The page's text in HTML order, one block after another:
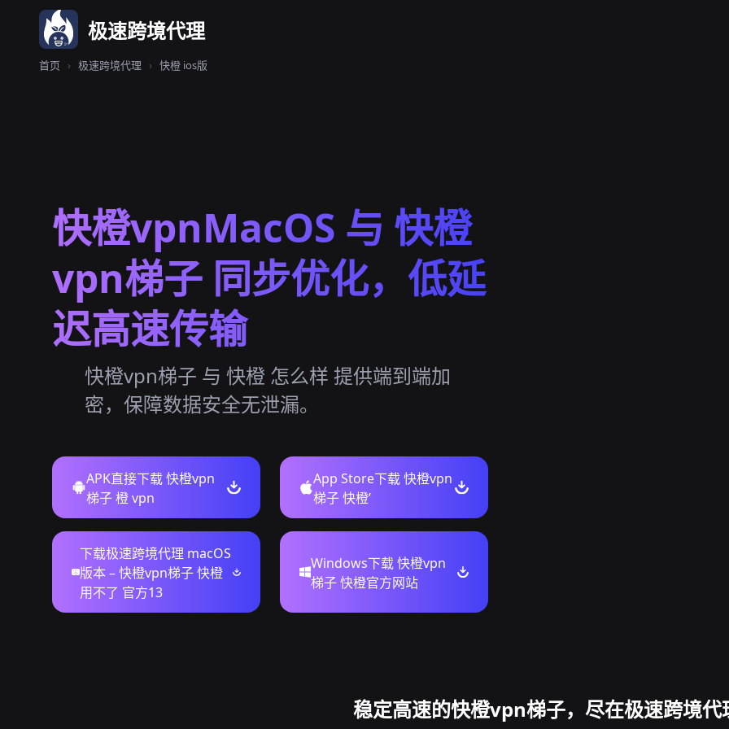
极速跨境代理
首页 › 极速跨境代理 › 快橙 ios版
快橙vpnMacOS 与 快橙
vpn梯子 同步优化，低延
迟高速传输
快橙vpn梯子 与 快橙 怎么样 提供端到端加
密，保障数据安全无泄漏。
APK直接下载 快橙vpn
梯子 橙 vpn
App Store下载 快橙vpn
梯子 快橙’
下载极速跨境代理 macOS
版本 – 快橙vpn梯子 快橙
用不了 官方13
Windows下载 快橙vpn
梯子 快橙官方网站
稳定高速的快橙vpn梯子，尽在极速跨境代